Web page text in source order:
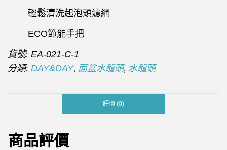
輕鬆清洗起泡頭濾網
ECO節能手把
貨號: EA-021-C-1
分類: DAY&DAY, 面盆水龍頭, 水龍頭
評價 (0)
商品評價